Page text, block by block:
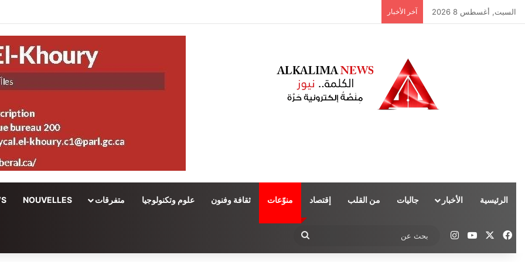
السبت, أغسطس 8 2026 آخر الأخبار
الرئيسية الأخبار جاليات من القلب إقتصاد منوّعات ثقافة وفنون علوم وتكنولوجيا متفرقات NOUVELLES
فيسبوك ‫YouTubeانستقرام
عن